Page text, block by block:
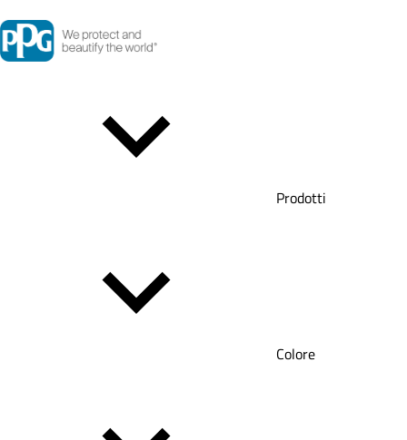
Prodotti
Colore